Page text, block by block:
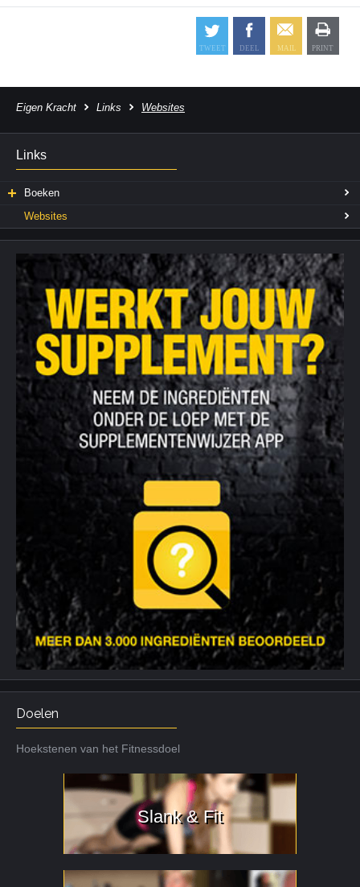
Eigen Kracht Links Websites
Links
Boeken
Websites
Doelen
Hoekstenen van het Fitnessdoel
Slank & Fit